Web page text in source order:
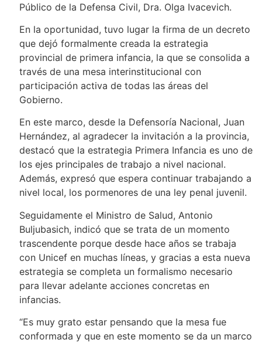
Público de la Defensa Civil, Dra. Olga Ivacevich.
En la oportunidad, tuvo lugar la firma de un decreto
que dejó formalmente creada la estrategia
provincial de primera infancia, la que se consolida a
través de una mesa interinstitucional con
participación activa de todas las áreas del
Gobierno.
En este marco, desde la Defensoría Nacional, Juan
Hernández, al agradecer la invitación a la provincia,
destacó que la estrategia Primera Infancia es uno de
los ejes principales de trabajo a nivel nacional.
Además, expresó que espera continuar trabajando a
nivel local, los pormenores de una ley penal juvenil.
Seguidamente el Ministro de Salud, Antonio
Buljubasich, indicó que se trata de un momento
trascendente porque desde hace años se trabaja
con Unicef en muchas líneas, y gracias a esta nueva
estrategia se completa un formalismo necesario
para llevar adelante acciones concretas en
infancias.
“Es muy grato estar pensando que la mesa fue
conformada y que en este momento se da un marco